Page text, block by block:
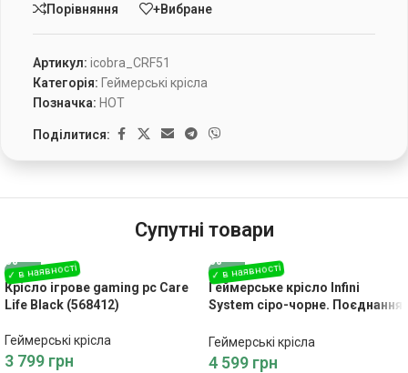
Порівняння +Вибране
Артикул: icobra_CRF51
Категорія: Геймерські крісла
Позначка: HOT
Поділитися:
Супутні товари
Крісло ігрове gaming pc Care
Life Black (568412)
Геймерські крісла
3 799 грн
Геймерське крісло Infini
System сіро-чорне. Поєднання
Продуктивності
Геймерські крісла
4 599 грн